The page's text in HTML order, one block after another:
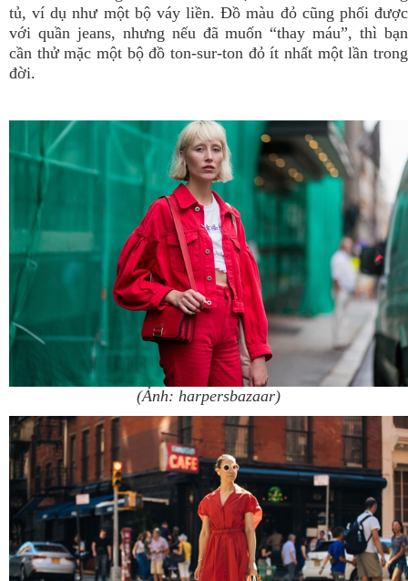
tủ, ví dụ như một bộ váy liền. Đồ màu đỏ cũng phối được
với quần jeans, nhưng nếu đã muốn “thay máu”, thì bạn
cần thử mặc một bộ đồ ton-sur-ton đỏ ít nhất một lần trong
đời.
(Ảnh: harpersbazaar)